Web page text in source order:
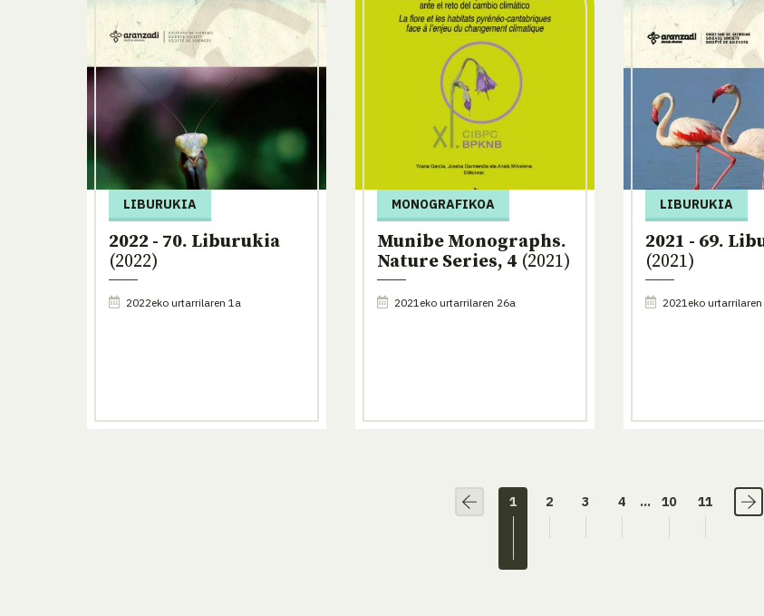
LIBURUKIA
2022 - 70. Liburukia
(2022)
2022eko urtarrilaren 1a
MONOGRAFIKOA
Munibe Monographs.
Nature Series, 4 (2021)
2021eko urtarrilaren 26a
LIBURUKIA
2021 - 69.
(2021)
2021eko
1 2 3 4 ... 10 11